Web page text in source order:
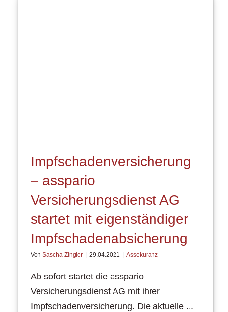
Impfschadenversicherung
– asspario
Versicherungsdienst AG
startet mit eigenständiger
Impfschadenabsicherung
Von Sascha Zingler 29.04.2021 Assekuranz
Ab sofort startet die asspario
Versicherungsdienst AG mit ihrer
Impfschadenversicherung. Die aktuelle ...